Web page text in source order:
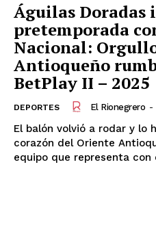
Águilas Doradas
pretemporada
Nacional:
Antioqueño
BetPlay II – 2025
DEPORTES El Rionegrero -
El balón volvió a rodar y lo
corazón del Oriente
equipo que representa con